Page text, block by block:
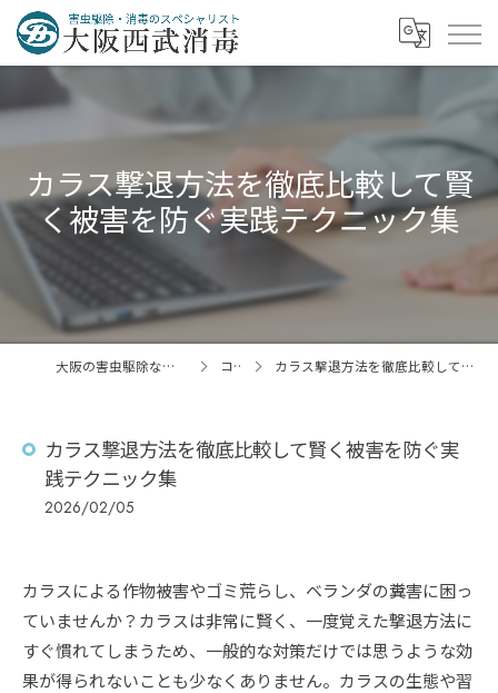
カラス撃退方法を徹底比較して賢
く被害を防ぐ実践テクニック集
大阪の害虫駆除なら大阪西武消毒株式会社 コラム カラス撃退方法を徹底比較して賢く被害を防ぐ実践テクニック集
カラス撃退方法を徹底比較して賢く被害を防ぐ実
践テクニック集
2026/02/05
カラスによる作物被害やゴミ荒らし、ベランダの糞害に困っ
ていませんか？カラスは非常に賢く、一度覚えた撃退方法に
すぐ慣れてしまうため、一般的な対策だけでは思うような効
果が得られないことも少なくありません。カラスの生態や習